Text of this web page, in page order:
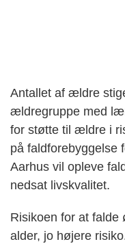
Antallet af ældre
ældregruppe med
for støtte til ældre i
på faldforebyggelse
Aarhus vil opleve
nedsat livskvalitet.
Risikoen for at falde
alder, jo højere